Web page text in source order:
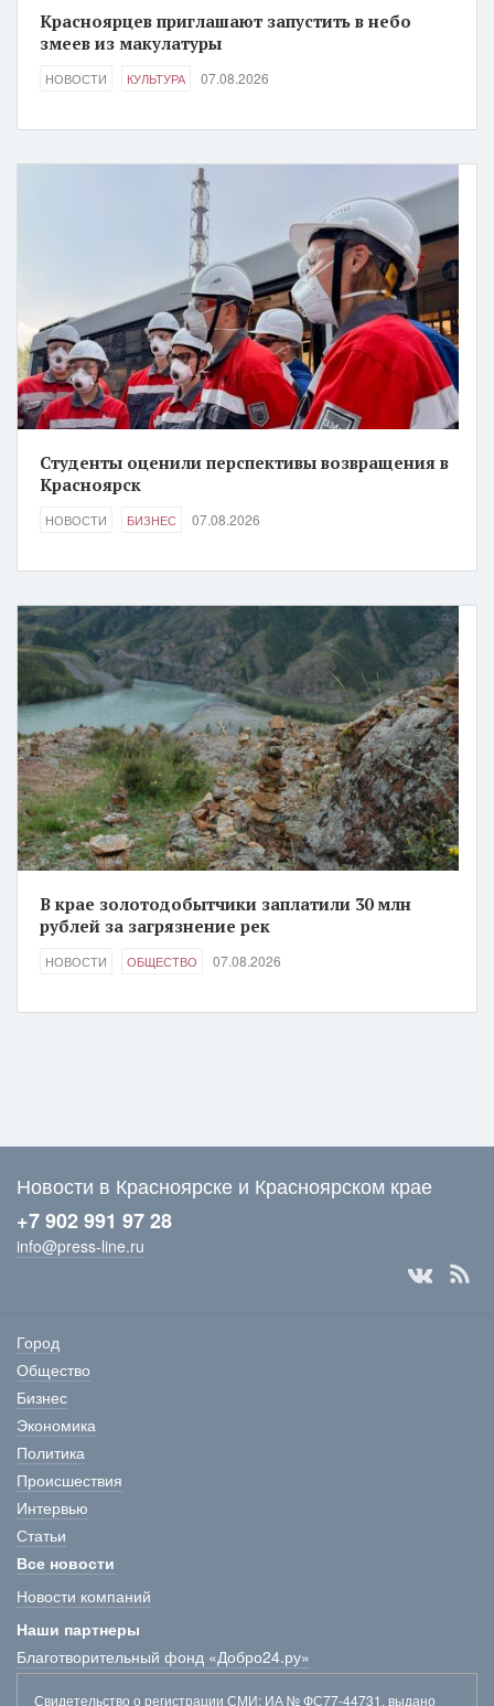
Красноярцев приглашают запустить в небо
змеев из макулатуры
НОВОСТИ КУЛЬТУРА 07.08.2026
Студенты оценили перспективы возвращения в
Красноярск
НОВОСТИ БИЗНЕС 07.08.2026
В крае золотодобытчики заплатили 30 млн
рублей за загрязнение рек
НОВОСТИ ОБЩЕСТВО 07.08.2026
Новости в Красноярске и Красноярском крае
+7 902 991 97 28
info@press-line.ru
Город
Общество
Бизнес
Экономика
Политика
Происшествия
Интервью
Статьи
Все новости
Новости компаний
Наши партнеры
Благотворительный фонд «Добро24.ру»
Свидетельство о регистрации СМИ: ИА № ФС77-44731, выдано